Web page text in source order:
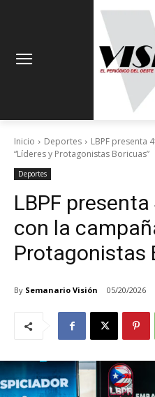
Inicio Deportes
LBPF presenta
“Líderes y Protagonistas Boricuas”
Deportes
LBPF
con la
Protagonistas
By Semanario Visión 05/20/2026